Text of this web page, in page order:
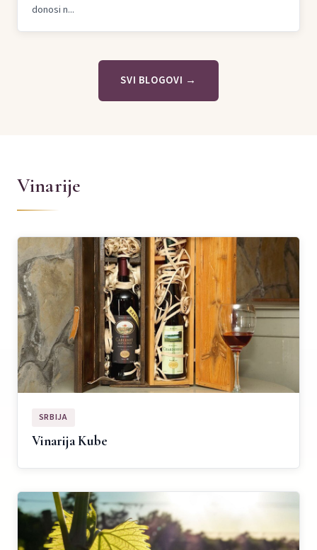
donosi n...
SVI BLOGOVI →
Vinarije
SRBIJA
Vinarija Kube